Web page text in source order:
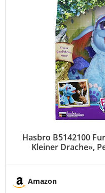
Hasbro B5142100
Kleiner Drache»,
Amazon